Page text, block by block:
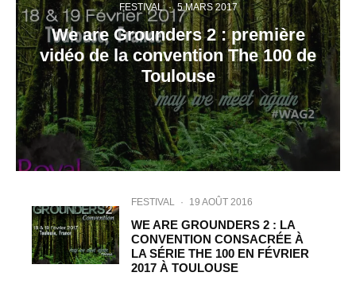
FESTIVAL · 5 MARS 2017
We are Grounders 2 : première
vidéo de la convention The 100 de
Toulouse
FESTIVAL · 19 AOÛT 2016
WE ARE GROUNDERS 2 : LA
CONVENTION CONSACRÉE À
LA SÉRIE THE 100 EN FÉVRIER
2017 À TOULOUSE